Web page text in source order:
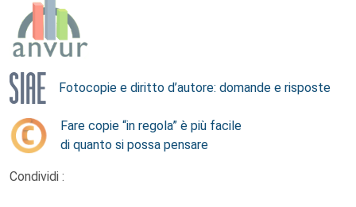
Fotocopie e diritto d’autore: domande e risposte
Fare copie “in regola” è più facile
di quanto si possa pensare
Condividi :